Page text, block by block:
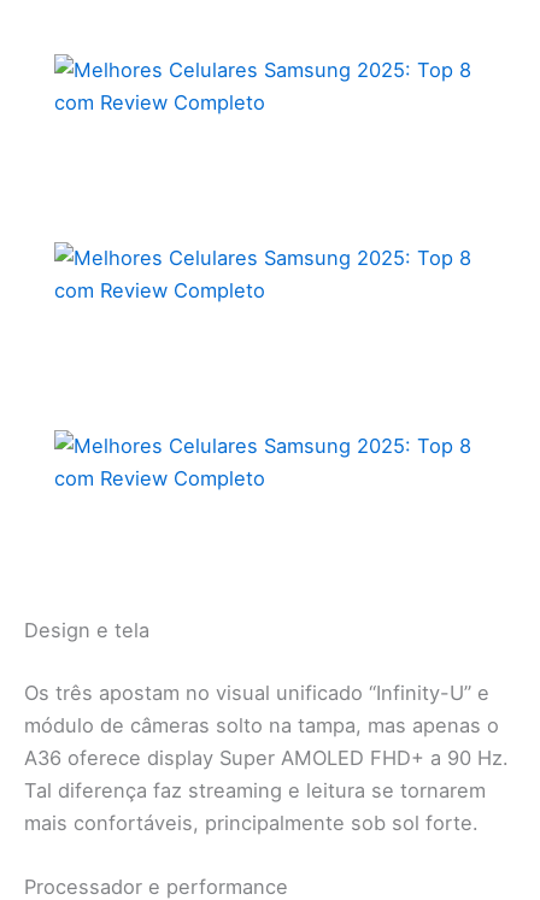
Design e tela
Os três apostam no visual unificado “Infinity-U” e
módulo de câmeras solto na tampa, mas apenas o
A36 oferece display Super AMOLED FHD+ a 90 Hz.
Tal diferença faz streaming e leitura se tornarem
mais confortáveis, principalmente sob sol forte.
Processador e performance